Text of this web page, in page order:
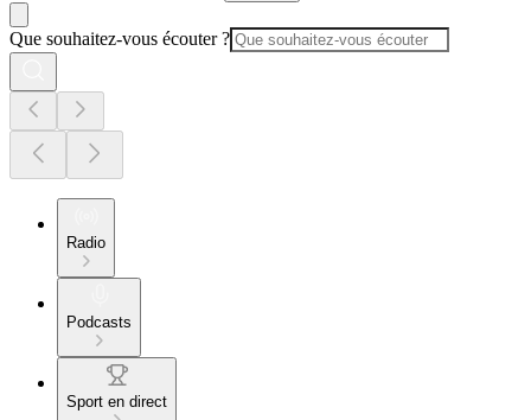
Que souhaitez-vous écouter ?
Radio
Podcasts
Sport en direct